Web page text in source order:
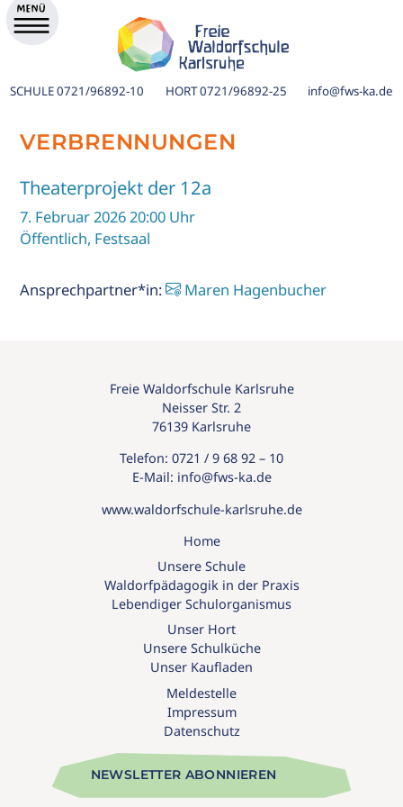
SCHULE0721/96892-10 HORT0721/96892-25 info@fws-ka.de
VERBRENNUNGEN
Theaterprojekt der 12a
7. Februar 2026 20:00 Uhr
Öffentlich, Festsaal
Ansprechpartner*in: Maren Hagenbucher
Freie Waldorfschule Karlsruhe
Neisser Str. 2
76139 Karlsruhe
Telefon: 0721 / 9 68 92 – 10
E-Mail: info@fws-ka.de
www.waldorfschule-karlsruhe.de
Home
Unsere Schule
Waldorfpädagogik in der Praxis
Lebendiger Schulorganismus
Unser Hort
Unsere Schulküche
Unser Kaufladen
Meldestelle
Impressum
Datenschutz
NEWSLETTER ABONNIEREN